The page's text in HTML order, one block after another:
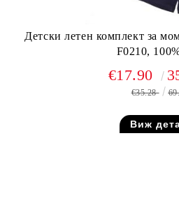
Детски летен комплект за
F0210,
€17.90
€35.28
Виж